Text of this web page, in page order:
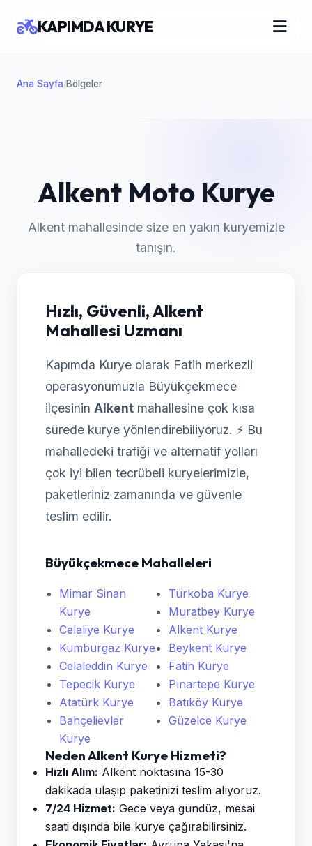
Ana Sayfa/Bölgeler
KAPIMDA KURYE
Alkent Moto Kurye
Alkent mahallesinde size en yakın kuryemizle
tanışın.
Hızlı, Güvenli, Alkent
Mahallesi Uzmanı
Kapımda Kurye olarak Fatih merkezli
operasyonumuzla Büyükçekmece
ilçesinin Alkent mahallesine çok kısa
sürede kurye yönlendirebiliyoruz. ⚡ Bu
mahalledeki trafiği ve alternatif yolları
çok iyi bilen tecrübeli kuryelerimizle,
paketleriniz zamanında ve güvenle
teslim edilir.
Büyükçekmece Mahalleleri
Mimar Sinan
Kurye
Celaliye Kurye
Kumburgaz Kurye
Celaleddin Kurye
Tepecik Kurye
Atatürk Kurye
Bahçelievler
Kurye
Türkoba Kurye
Muratbey Kurye
Alkent Kurye
Beykent Kurye
Fatih Kurye
Pınartepe Kurye
Batıköy Kurye
Güzelce Kurye
Neden Alkent Kurye Hizmeti?
Hızlı Alım: Alkent noktasına 15-30
dakikada ulaşıp paketinizi teslim alıyoruz.
7/24 Hizmet: Gece veya gündüz, mesai
saati dışında bile kurye çağırabilirsiniz.